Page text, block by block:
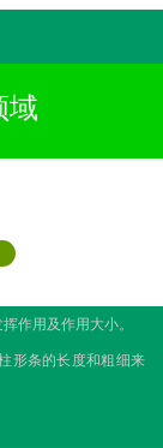
域
作用及作用大小。
形条的长度和粗细来